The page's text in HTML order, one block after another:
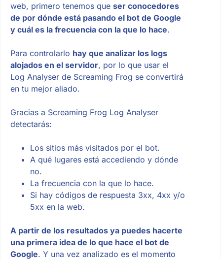
web, primero tenemos que ser conocedores
de por dónde está pasando el bot de Google
y cuál es la frecuencia con la que lo hace.
Para controlarlo hay que analizar los logs
alojados en el servidor, por lo que usar el
Log Analyser de Screaming Frog se convertirá
en tu mejor aliado.
Gracias a Screaming Frog Log Analyser
detectarás:
Los sitios más visitados por el bot.
A qué lugares está accediendo y dónde
no.
La frecuencia con la que lo hace.
Si hay códigos de respuesta 3xx, 4xx y/o
5xx en la web.
A partir de los resultados ya puedes hacerte
una primera idea de lo que hace el bot de
Google. Y una vez analizado es el momento